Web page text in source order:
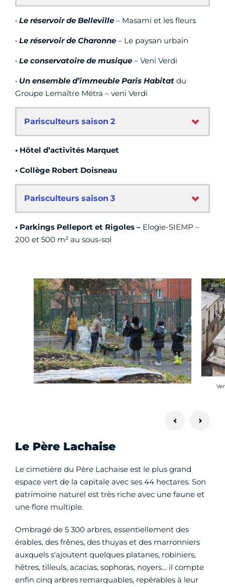
• Le réservoir de Belleville – Masami et les fleurs
• Le réservoir de Charonne – Le paysan urbain
• Le conservatoire de musique – Veni Verdi
• Un ensemble d’immeuble Paris Habitat du
Groupe Lemaître Métra – veni Verdi
Parisculteurs saison 2
• Hôtel d’activités Marquet
• Collège Robert Doisneau
Parisculteurs saison 3
• Parkings Pelleport et Rigoles – Elogie-SIEMP –
200 et 500 m² au sous-sol
Le Père Lachaise
Le cimetière du Père Lachaise est le plus grand
espace vert de la capitale avec ses 44 hectares. Son
patrimoine naturel est très riche avec une faune et
une flore multiple.
Ombragé de 5 300 arbres, essentiellement des
érables, des frênes, des thuyas et des marronniers
auxquels s'ajoutent quelques platanes, robiniers,
hêtres, tilleuls, acacias, sophoras, noyers… il compte
enfin cinq arbres remarquables, repérables à leur